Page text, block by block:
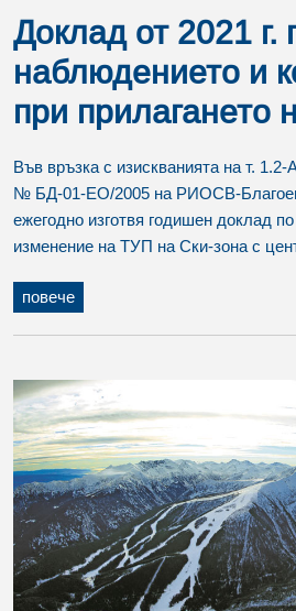
Доклад от 2021 г.
наблюдението и
при прилагането
Във връзка с изискванията на т.
№ БД-01-ЕО/2005 на РИОСВ-
ежегодно изготвя годишен доклад
изменение на ТУП на Ски-зона с
повече